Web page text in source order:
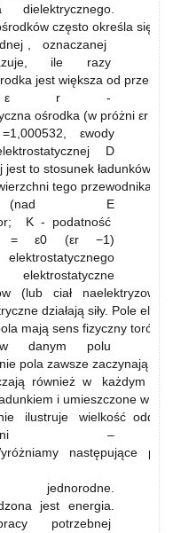
często określa się
, oznaczanej
ile razy
jest większa od
-
ośrodka (w próżni εr = 1
εwody
D
to stosunek ładunków
tego przewodnika:
(nad E
K - podatność
= ε0 (εr −1)
(lub ciał
działają siły. Pole
mają sens fizyczny torów,
danym polu
pola zawsze zaczynają
również w każdym
i umieszczone w
ilustruje wielkość
lini –
następujące
jest energia.
potrzebnej